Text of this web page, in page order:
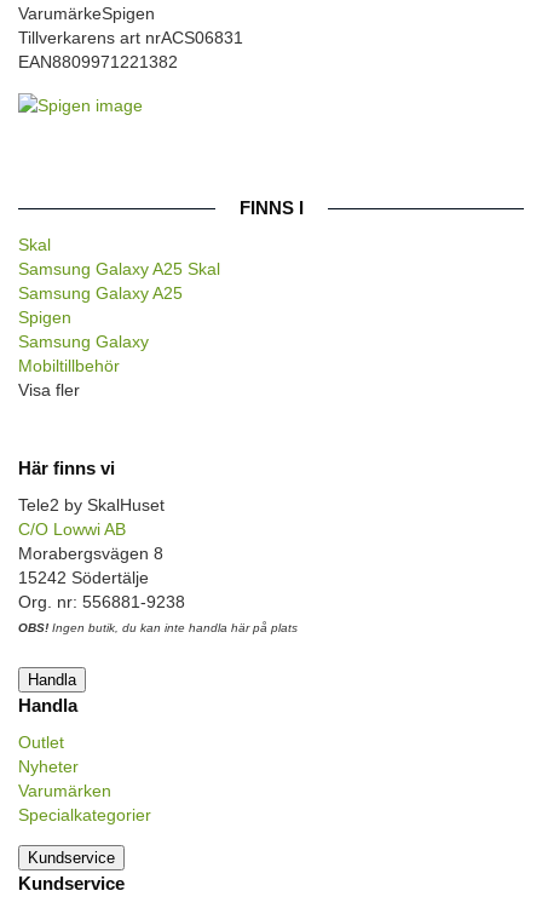
VarumärkeSpigen
Tillverkarens art nrACS06831
EAN8809971221382
FINNS I
Skal
Samsung Galaxy A25 Skal
Samsung Galaxy A25
Spigen
Samsung Galaxy
Mobiltillbehör
Visa fler
Här finns vi
Tele2 by SkalHuset
C/O Lowwi AB
Morabergsvägen 8
15242 Södertälje
Org. nr: 556881-9238
OBS! Ingen butik, du kan inte handla här på plats
Handla
Handla
Outlet
Nyheter
Varumärken
Specialkategorier
Kundservice
Kundservice